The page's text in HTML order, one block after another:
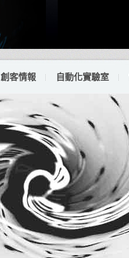
創客情報 自動化實驗室